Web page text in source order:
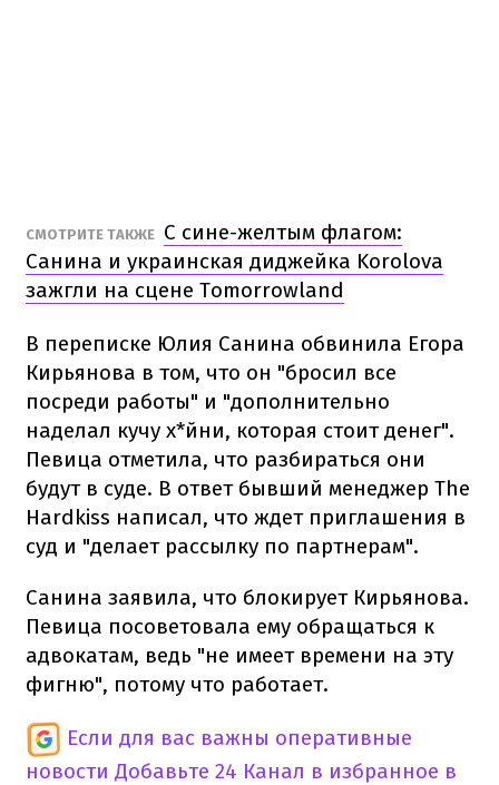
СМОТРИТЕ ТАКЖЕ С сине-желтым флагом:
Санина и украинская диджейка Korolova
зажгли на сцене Tomorrowland
В переписке Юлия Санина обвинила Егора
Кирьянова в том, что он "бросил все
посреди работы" и "дополнительно
наделал кучу х*йни, которая стоит денег".
Певица отметила, что разбираться они
будут в суде. В ответ бывший менеджер The
Hardkiss написал, что ждет приглашения в
суд и "делает рассылку по партнерам".
Санина заявила, что блокирует Кирьянова.
Певица посоветовала ему обращаться к
адвокатам, ведь "не имеет времени на эту
фигню", потому что работает.
Если для вас важны оперативные
новости Добавьте 24 Канал в избранное в